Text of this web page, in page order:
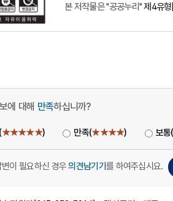
본 저작물은 "공공누리"제4유
에 대해 만족하십니까?
★★★★★) 만족(★★★★) 보통(
이 필요하신 경우의견남기기 를 하여주십시요.